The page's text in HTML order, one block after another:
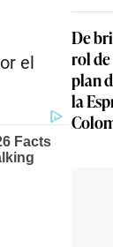
el
De
rol de
plan
la